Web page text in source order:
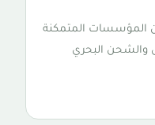
المؤسسات المتمكنة
والشحن البحري